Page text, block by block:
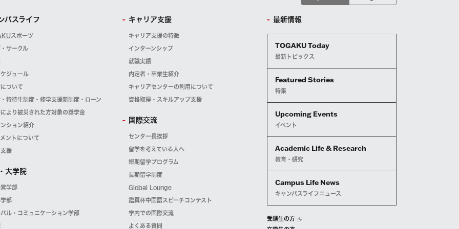
パスライフ
スポーツ
サークル
ジュール
ついて
特待生制度・修学支援新制度・ローン
より被災された方対象の奨学金
ション紹介
ントについて
援
大学院
学部
部
ル・コミュニケーション学部
キャリア支援
キャリア支援の特徴
インターンシップ
就職実績
内定者・卒業生紹介
キャリアセンターの利用について
資格取得・スキルアップ支援
国際交流
センター長挨拶
留学を考えている人へ
短期留学プログラム
長期留学制度
Global Lounge
鑑真杯中国語スピーチコンテスト
学内での国際交流
よくある質問
最新情報
TOGAKU Today
最新トピックス
Featured Stories
特集
Upcoming Events
イベント
Academic Life & Research
教育・研究
Campus Life News
キャンパスライフニュース
受験生の方